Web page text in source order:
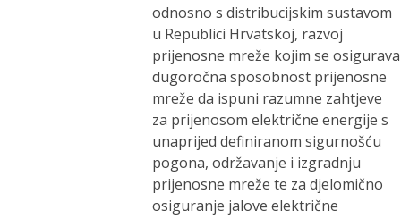
odnosno s distribucijskim sustavom
u Republici Hrvatskoj, razvoj
prijenosne mreže kojim se osigurava
dugoročna sposobnost prijenosne
mreže da ispuni razumne zahtjeve
za prijenosom električne energije s
unaprijed definiranom sigurnošću
pogona, održavanje i izgradnju
prijenosne mreže te za djelomično
osiguranje jalove električne